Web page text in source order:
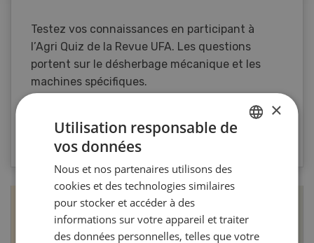
Testez vos connaissances en participant à
l’Agri Quiz de la Revue UFA. Les questions
portent sur le désherbage mécanique et les
machines spécifiques.
VERS LE QUIZ
×
Utilisation responsable de
vos données
Nous et nos partenaires utilisons des
cookies et des technologies similaires
pour stocker et accéder à des
informations sur votre appareil et traiter
des données personnelles, telles que votre